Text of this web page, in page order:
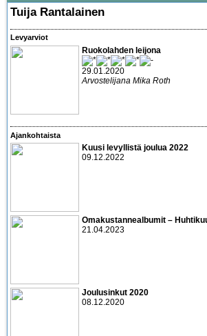
Tuija Rantalainen
Levyarviot
Ruokolahden leijona
29.01.2020
Arvostelijana Mika Roth
Ajankohtaista
Kuusi levyllistä joulua 2022
09.12.2022
Omakustannealbumit –
21.04.2023
Joulusinkut 2020
08.12.2020